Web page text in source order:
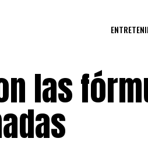
las